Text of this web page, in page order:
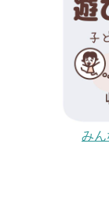
み